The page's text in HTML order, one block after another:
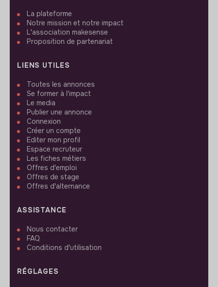
La plateforme
Notre mission et notre impact
L'association makesense
Proposition de partenariat
LIENS UTILES
Toutes les annonces
Se former à l'impact
Le media
Publier une annonce
Connexion
Créer un compte
Editer mon profil
Espace recruteur
Les fiches métiers
Offres d'emploi
Offres de stage
Offres d'alternance
ASSISTANCE
Nous contacter
FAQ
Conditions d'utilisation
RÉGLAGES